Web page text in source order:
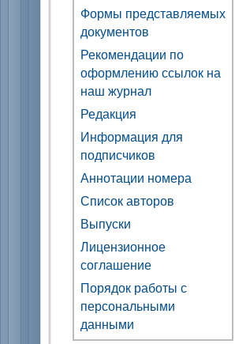
Формы представляемых
документов
Рекомендации по
оформлению ссылок на
наш журнал
Редакция
Информация для
подписчиков
Аннотации номера
Список авторов
Выпуски
Лицензионное
соглашение
Порядок работы с
персональными
данными